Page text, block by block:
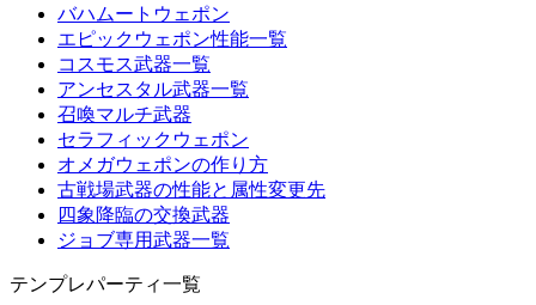
バハムートウェポン
エピックウェポン性能一覧
コスモス武器一覧
アンセスタル武器一覧
召喚マルチ武器
セラフィックウェポン
オメガウェポンの作り方
古戦場武器の性能と属性変更先
四象降臨の交換武器
ジョブ専用武器一覧
テンプレパーティ一覧